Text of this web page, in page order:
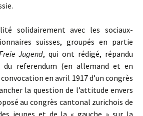
solidairement avec les sociaux-
suisses, groupés en partie
Jugend, qui ont rédigé, répandu
du referendum (en allemand et en
en avril 1917 d’un congrès
la question de l’attitude envers
au congrès cantonal zurichois de
jeunes et de la « gauche » sur la